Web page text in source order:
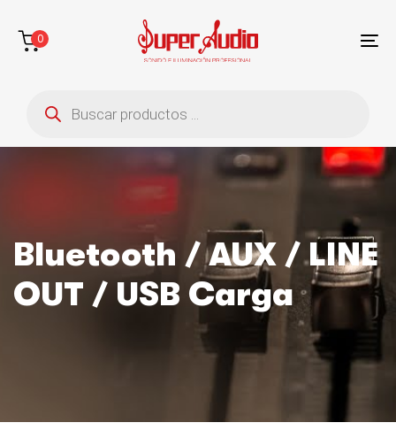
enlaces
contenido
0
productos
Bluetooth / AUX / LINE
OUT / USB Carga